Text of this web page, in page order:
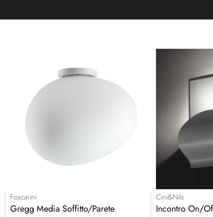
Foscarini
Gregg Media Soffitto/Parete
Cini&Nils
Incontro On/